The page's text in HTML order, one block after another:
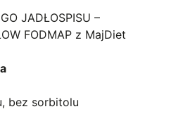
JADŁOSPISU –
FODMAP z MajDiet
bez sorbitolu